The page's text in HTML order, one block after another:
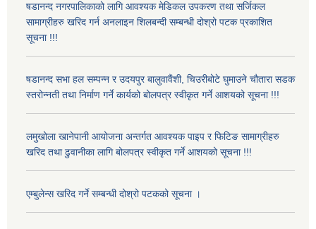
षडानन्द नगरपालिकाको लागि आवश्यक मेडिकल उपकरण तथा सर्जिकल
सामाग्रीहरु खरिद गर्न अनलाइन शिलबन्दी सम्बन्धी दोश्रो पटक प्रकाशित
सूचना !!!
षडानन्द सभा हल सम्पन्न र उदयपुर बालुवावैंशी, चिउरीबोटे घुमाउने चौतारा सडक
स्तरोन्नती तथा निर्माण गर्ने कार्यको बोलपत्र स्वीकृत गर्ने आशयको सूचना !!!
लमुखोला खानेपानी आयोजना अन्तर्गत आवश्यक पाइप र फिटिङ सामाग्रीहरु
खरिद तथा ढुवानीका लागि बोलपत्र स्वीकृत गर्ने आशयको सूचना !!!
एम्बुलेन्स खरिद गर्ने सम्बन्धी दोश्रो पटकको सूचना ।